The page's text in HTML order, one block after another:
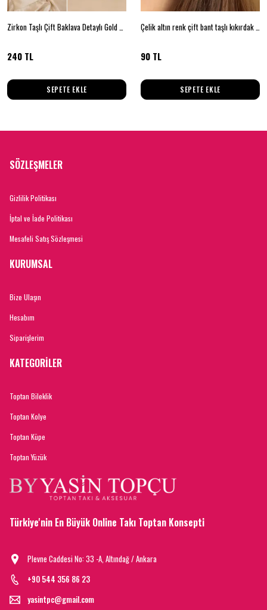
Zirkon Taşlı Çift Baklava Detaylı Gold Kelepçe Bileklik
240 TL
SEPETE EKLE
Çelik altın renk çift bant taşlı kıkırdak küpe
90 TL
SEPETE EKLE
SÖZLEŞMELER
Gizlilik Politikası
İptal ve İade Politikası
Mesafeli Satış Sözleşmesi
KURUMSAL
Bize Ulaşın
Hesabım
Siparişlerim
KATEGORİLER
Toptan Bileklik
Toptan Kolye
Toptan Küpe
Toptan Yüzük
Türkiye'nin En Büyük Online Takı Toptan Konsepti
Plevne Caddesi No: 33 -A, Altındağ / Ankara
+90 544 356 86 23
yasintpc@gmail.com